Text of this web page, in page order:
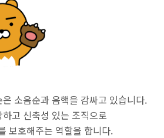
소음순과 음핵을 감싸고 있습니다.
고 신축성 있는 조직으로
보호해주는 역할을 합니다.